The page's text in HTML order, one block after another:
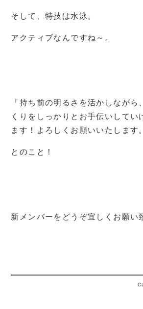
そして、特技は水泳。
アクティブなんですね～。
「持ち前の明るさを活かしなが
くりをしっかりとお手伝いしてい
ます！よろしくお願いいたします
とのこと！
新メンバーをどうぞ宜しくお願い